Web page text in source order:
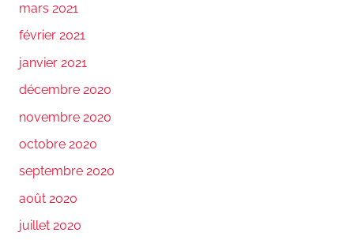
mars 2021
février 2021
janvier 2021
décembre 2020
novembre 2020
octobre 2020
septembre 2020
août 2020
juillet 2020